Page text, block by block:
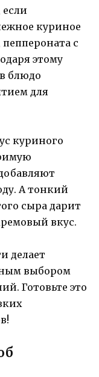
если
куриное
с
этому
блюдо
для
куриного
А тонкий
сыра дарит
вкус.
делает
выбором
Готовьте это